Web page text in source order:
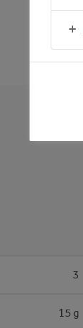
PRINT
3
15 g